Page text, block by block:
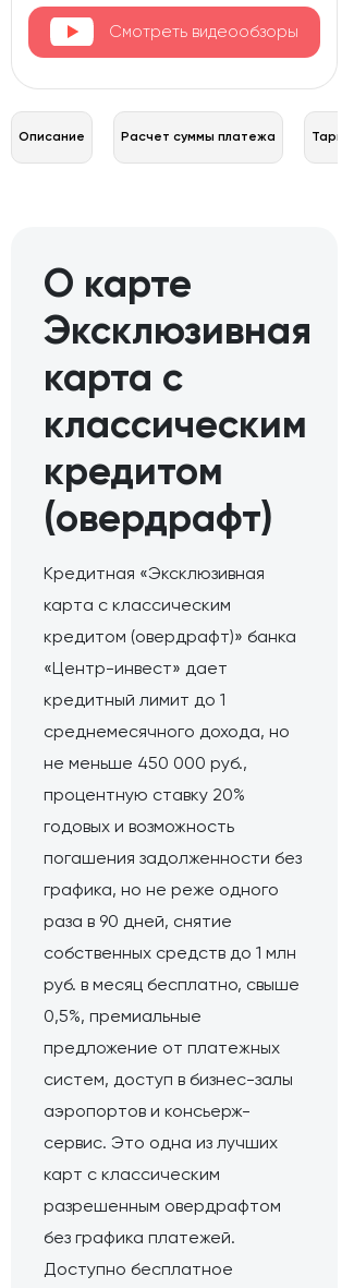
Смотреть видеообзоры
Описание Расчет суммы платежа
О карте
Эксклюзивная
карта с
классическим
кредитом
(овердрафт)
Кредитная «Эксклюзивная
карта с классическим
кредитом (овердрафт)» банка
«Центр-инвест» дает
кредитный лимит до 1
среднемесячного дохода, но
не меньше 450 000 руб.,
процентную ставку 20%
годовых и возможность
погашения задолженности без
графика, но не реже одного
раза в 90 дней, снятие
собственных средств до 1 млн
руб. в месяц бесплатно, свыше
0,5%, премиальные
предложение от платежных
систем, доступ в бизнес-залы
аэропортов и консьерж-
сервис. Это одна из лучших
карт с классическим
разрешенным овердрафтом
без графика платежей.
Доступно бесплатное